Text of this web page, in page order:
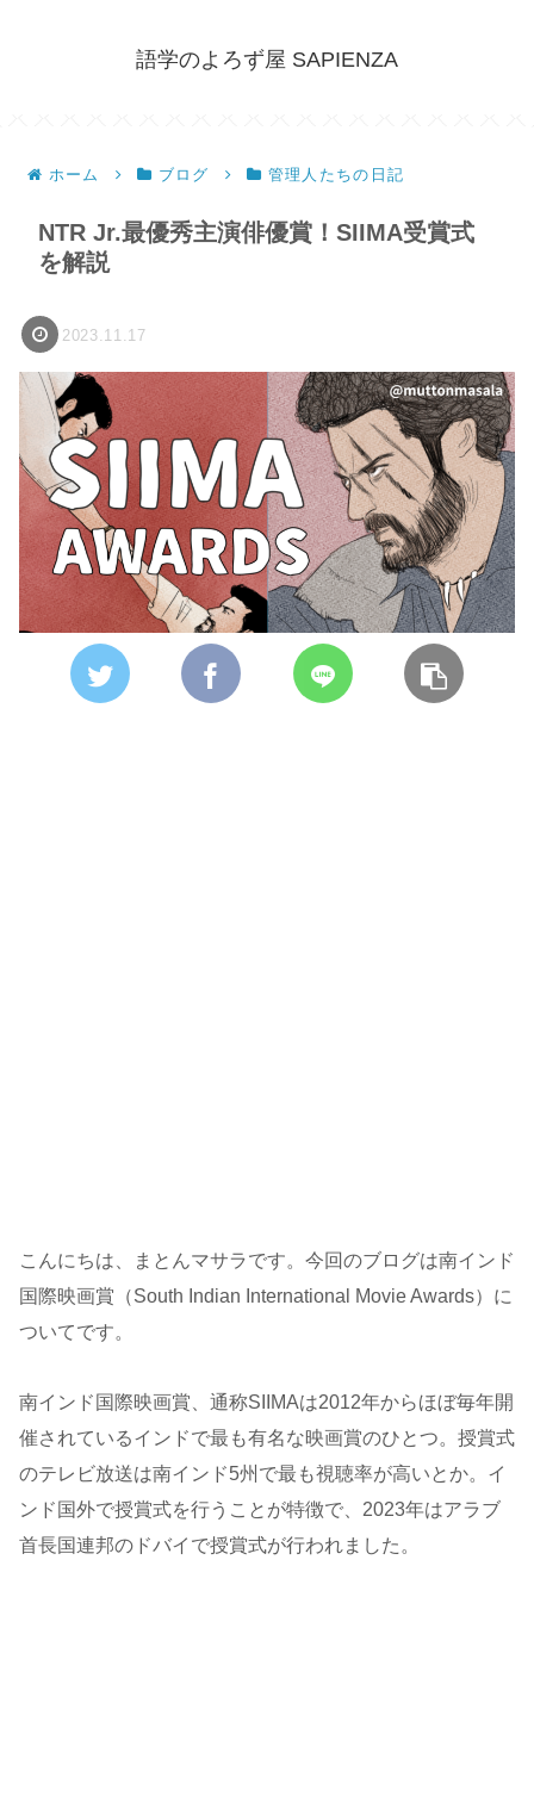
語学のよろず屋 SAPIENZA
ホーム ブログ 管理人たちの日記
NTR Jr.最優秀主演俳優賞！SIIMA受賞式
を解説
2023.11.17
こんにちは、まとんマサラです。今回のブログは南インド
国際映画賞（South Indian International Movie Awards）に
ついてです。
南インド国際映画賞、通称SIIMAは2012年からほぼ毎年開
催されているインドで最も有名な映画賞のひとつ。授賞式
のテレビ放送は南インド5州で最も視聴率が高いとか。イ
ンド国外で授賞式を行うことが特徴で、2023年はアラブ
首長国連邦のドバイで授賞式が行われました。